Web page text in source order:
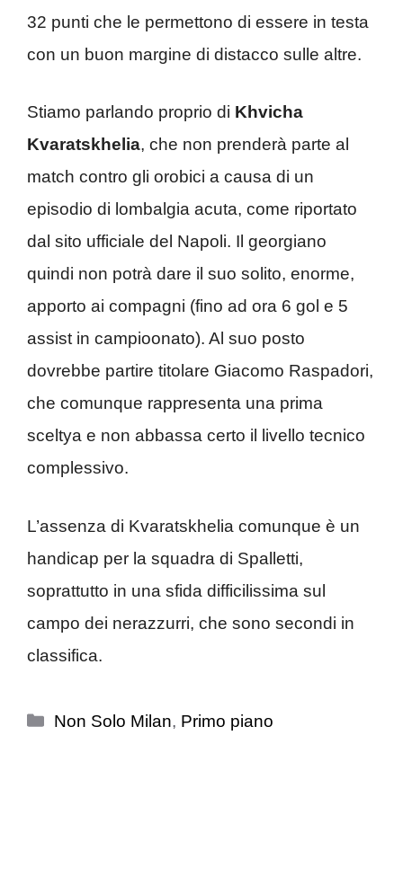
32 punti che le permettono di essere in testa
con un buon margine di distacco sulle altre.
Stiamo parlando proprio di Khvicha
Kvaratskhelia, che non prenderà parte al
match contro gli orobici a causa di un
episodio di lombalgia acuta, come riportato
dal sito ufficiale del Napoli. Il georgiano
quindi non potrà dare il suo solito, enorme,
apporto ai compagni (fino ad ora 6 gol e 5
assist in campioonato). Al suo posto
dovrebbe partire titolare Giacomo Raspadori,
che comunque rappresenta una prima
sceltya e non abbassa certo il livello tecnico
complessivo.
L’assenza di Kvaratskhelia comunque è un
handicap per la squadra di Spalletti,
soprattutto in una sfida difficilissima sul
campo dei nerazzurri, che sono secondi in
classifica.
Categorie
Non Solo Milan, Primo piano